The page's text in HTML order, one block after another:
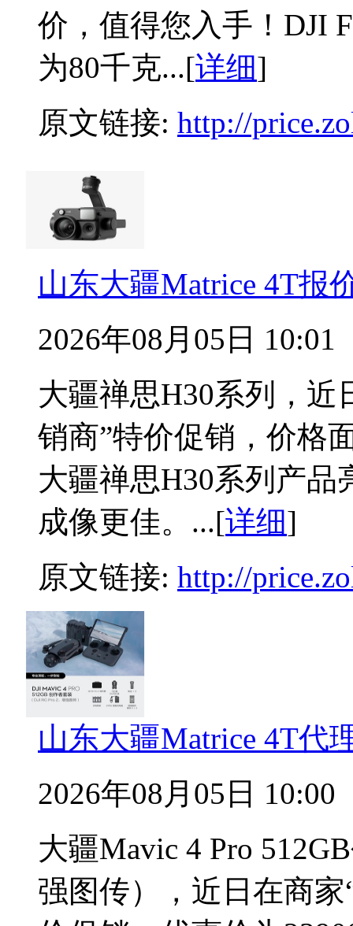
价，值得您入手！DJI
为80千克...[详细]
原文链接: http://
山东大疆Matrice 4T报
2026年08月05日 10:01
大疆禅思H30系列，近
销商”特价促销，价格
大疆禅思H30系列产
成像更佳。...[详细]
原文链接: http://
山东大疆Matrice 4T代
2026年08月05日 10:00
大疆Mavic 4 Pro
强图传），近日在商